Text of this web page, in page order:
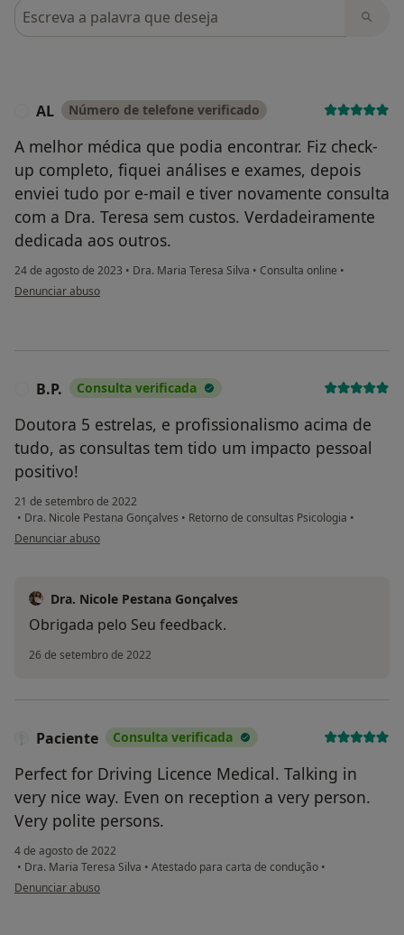
Pesquisar em opiniões
AL Número de telefone verificado
A melhor médica que podia encontrar. Fiz check-
up completo, fiquei análises e exames, depois
enviei tudo por e-mail e tiver novamente consulta
com a Dra. Teresa sem custos. Verdadeiramente
dedicada aos outros.
24 de agosto de 2023 • Dra. Maria Teresa Silva • Consulta online •
na opinião do utilizador AL
Denunciar abuso
B.P. Consulta verificada
Doutora 5 estrelas, e profissionalismo acima de
tudo, as consultas tem tido um impacto pessoal
positivo!
21 de setembro de 2022
• Dra. Nicole Pestana Gonçalves • Retorno de consultas Psicologia •
na opinião do utilizador B.P.
Denunciar abuso
Dra. Nicole Pestana Gonçalves
Obrigada pelo Seu feedback.
26 de setembro de 2022
Paciente Consulta verificada
Perfect for Driving Licence Medical. Talking in
very nice way. Even on reception a very person.
Very polite persons.
4 de agosto de 2022
• Dra. Maria Teresa Silva • Atestado para carta de condução •
na opinião do utilizador Paciente
Denunciar abuso